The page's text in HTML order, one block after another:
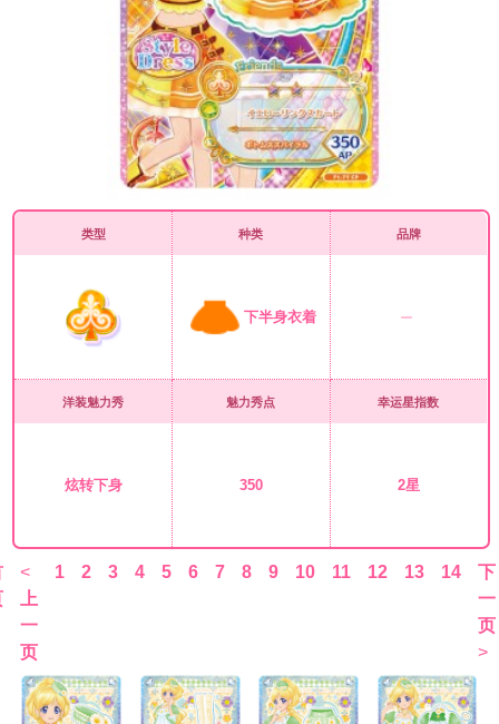
类型 种类
下半身衣着
品牌
洋装魅力秀
炫转下身
魅力秀点
350
幸运星指数
2星
<
上
一
页
1 2 3 4 5 6 7 8 9 10 11 12 13 14
下
一
页
>